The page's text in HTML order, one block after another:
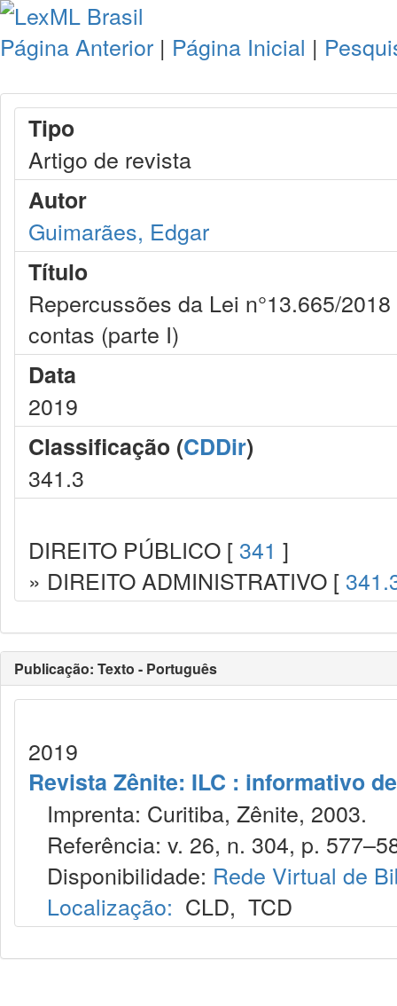
Página Anterior | Página Inicial |
Tipo
Artigo de revista
Autor
Guimarães, Edgar
Título
Repercussões da Lei n°13.665/
contas (parte I)
Data
2019
Classificação (CDDir)
341.3
DIREITO PÚBLICO [ 341 ]
» DIREITO ADMINISTRATIVO [
Publicação: Texto - Português
2019
Revista Zênite: ILC : informativo
Imprenta: Curitiba, Zênite, 2003.
Referência: v. 26, n. 304, p.
Disponibilidade: Rede Virtual de
Localização: CLD, TCD